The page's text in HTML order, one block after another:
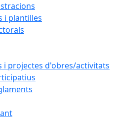
i plantilles
i projectes d'obres/activitats